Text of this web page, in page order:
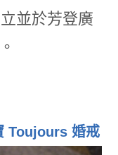
並於芳登廣
Toujours 婚戒